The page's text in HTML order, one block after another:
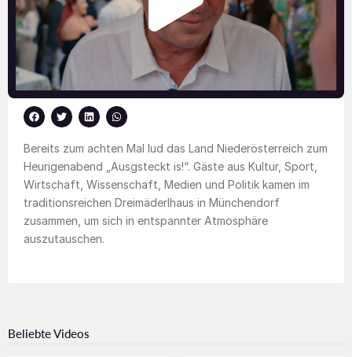
Bereits zum achten Mal lud das Land Niederösterreich zum
Heurigenabend „Ausgsteckt is!“. Gäste aus Kultur, Sport,
Wirtschaft, Wissenschaft, Medien und Politik kamen im
traditionsreichen Dreimäderlhaus in Münchendorf
zusammen, um sich in entspannter Atmosphäre
auszutauschen.
Beliebte Videos